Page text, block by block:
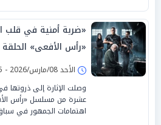
«ضربة أمنية في
«رأس الأفعى» الحلقة 19
الأحد 08/مارس/2026 - 11:05 م
وصلت الإثارة إلى ذروتها
عشرة من مسلسل «رأس
اهتمامات الجمهور في سباق